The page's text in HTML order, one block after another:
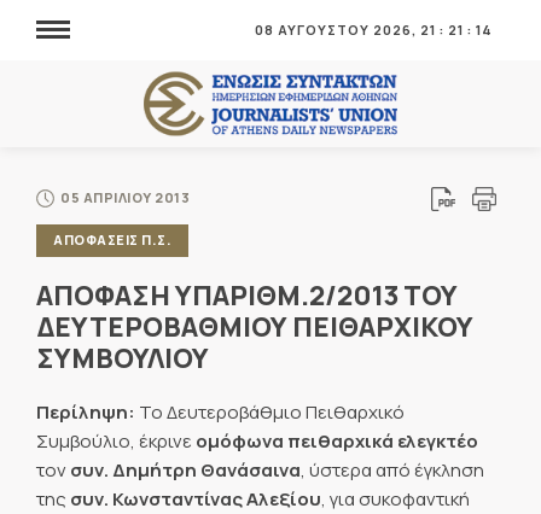
08 ΑΥΓΟΥΣΤΟΥ 2026, 21 : 21 : 14
05 ΑΠΡΙΛΙΟΥ 2013
ΑΠΟΦΑΣΕΙΣ Π.Σ.
ΑΠΟΦΑΣΗ ΥΠΑΡΙΘΜ.2/2013 ΤΟΥ
ΔΕΥΤΕΡΟΒΑΘΜΙΟΥ ΠΕΙΘΑΡΧΙΚΟΥ
ΣΥΜΒΟΥΛΙΟΥ
Περίληψη: To Δευτεροβάθμιο Πειθαρχικό
Συμβούλιο, έκρινε ομόφωνα πειθαρχικά ελεγκτέο
τονσυν. Δημήτρη Θανάσαινα, ύστερα από έγκληση
της συν. Κωνσταντίνας Αλεξίου, για συκοφαντική